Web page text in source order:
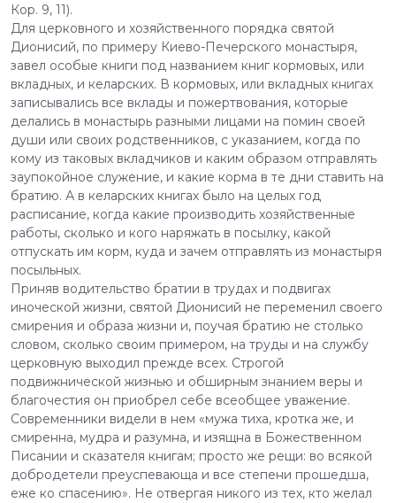
Кор. 9, 11).
Для церковного и хозяйственного порядка святой
Дионисий, по примеру Киево-Печерского монастыря,
завел особые книги под названием книг кормовых, или
вкладных, и келарских. В кормовых, или вкладных книгах
записывались все вклады и пожертвования, которые
делались в монастырь разными лицами на помин своей
души или своих родственников, с указанием, когда по
кому из таковых вкладчиков и каким образом отправлять
заупокойное служение, и какие корма в те дни ставить на
братию. А в келарских книгах было на целых год
расписание, когда какие производить хозяйственные
работы, сколько и кого наряжать в посылку, какой
отпускать им корм, куда и зачем отправлять из монастыря
посыльных.
Приняв водительство братии в трудах и подвигах
иноческой жизни, святой Дионисий не переменил своего
смирения и образа жизни и, поучая братию не столько
словом, сколько своим примером, на труды и на службу
церковную выходил прежде всех. Строгой
подвижнической жизнью и обширным знанием веры и
благочестия он приобрел себе всеобщее уважение.
Современники видели в нем «мужа тиха, кротка же, и
смиренна, мудра и разумна, и изящна в Божественном
Писании и сказателя книгам; просто же рещи: во всякой
добродетели преуспевающа и все степени прошедша,
еже ко спасению». Не отвергая никого из тех, кто желал